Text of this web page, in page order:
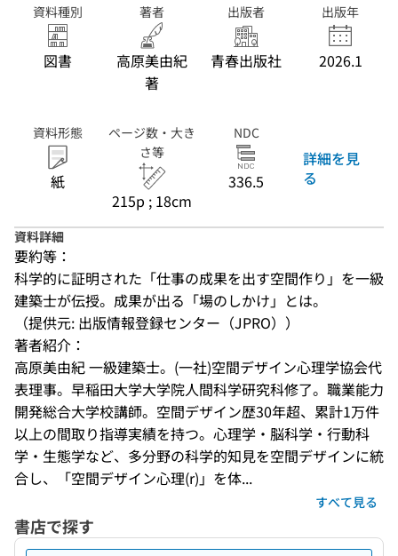
資料種別
図書
著者
高原美由紀
著
出版者
青春出版社
出版年
2026.1
資料形態
紙
ページ数・大き
さ等
215p ; 18cm
NDC
336.5
詳細を見
る
資料詳細
要約等：
科学的に証明された「仕事の成果を出す空間作り」を一級
建築士が伝授。成果が出る「場のしかけ」とは。
（提供元: 出版情報登録センター（JPRO））
著者紹介：
高原美由紀 一級建築士。(一社)空間デザイン心理学協会代
表理事。早稲田大学大学院人間科学研究科修了。職業能力
開発総合大学校講師。空間デザイン歴30年超、累計1万件
以上の間取り指導実績を持つ。心理学・脳科学・行動科
学・生態学など、多分野の科学的知見を空間デザインに統
合し、「空間デザイン心理(r)」を体...
すべて見る
書店で探す